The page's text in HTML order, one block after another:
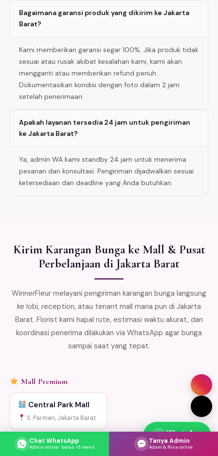
Bagaimana garansi produk yang dikirim ke Jakarta
Barat?
Kami memberikan garansi segar 100%. Jika produk tidak
sesuai atau rusak akibat kesalahan kami, kami akan
mengganti atau memberikan refund penuh.
Dokumentasikan kondisi dengan foto dalam 2 jam
setelah penerimaan.
Apakah layanan tersedia 24 jam untuk pengiriman
ke Jakarta Barat?
Ya, admin WA kami standby 24 jam untuk menerima
pesanan dan konsultasi. Pengiriman dijadwalkan sesuai
ketersediaan dan deadline yang Anda butuhkan.
Kirim Karangan Bunga ke Mall & Pusat
Perbelanjaan di Jakarta Barat
WinnerFleur melayani pengiriman karangan bunga langsung
ke lobi, reception, atau tenant mall mana pun di Jakarta
Barat. Florist kami hapal rute, estimasi waktu akurat, dan
koordinasi penerima dilakukan via WhatsApp agar bunga
sampai saat yang tepat.
Mall Premium
Central Park Mall
S. Parman, Jakarta Barat
Mall & Pusat Perbelanjaan Lainnya
WhatsApp
Respons cepat
Chat WhatsApp
Admin online · balas <5 menit
Tanya Admin
Adam & Nisa online